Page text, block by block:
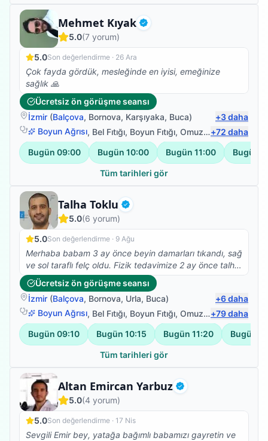
sağlık.
Mehmet Kıyak Doğrulanmış
Fizyoterapist
5.0(7 yorum)
5.0Son değerlendirme · 26 Ara
Çok fayda gördük, mesleğinde en iyisi, emeğinize
sağlık 🙏
Ücretsiz ön görüşme seansı
İzmir (Balçova, Bornova, Karşıyaka, Buca) +3daha
Boyun Ağrısı, Bel Fıtığı, Boyun Fıtığı, Omuz Bağ Yaralanması +72 daha
Bugün 09:00 Bugün 10:00 Bugün 11:00 Bugün
Tüm tarihleri gör
Talha Toklu Doğrulanmış
Fizyoterapist
5.0(6 yorum)
5.0Son değerlendirme · 9 Ağu
Merhaba babam 3 ay önce beyin damarları tıkandı, sağ
ve sol taraflı felç oldu. Fizik tedavimize 2 ay önce talha
beyle başladık çok olumlu ve güzel sonuçlar aldık,
şükürler olsun ki yatalak olan babam bugün ilk defa
kendi başına ayağa kalkabildi, çok mutluyum, talha
bey gerçekten de alanında çok iyi ve işini severek
yapıyor, ayrıyetten de çok mütevazi ve güler yüzlü
olması ayrı bir güzel. Tedavimiz şuanda da devam
ediyor, Buradan talha beye sonsuz teşekkürlerimi
iletiyorum, RABBİM her daim sizinle olsun.
Ücretsiz ön görüşme seansı
İzmir (Balçova, Bornova, Urla, Buca) +6daha
Boyun Ağrısı, Bel Fıtığı, Boyun Fıtığı, Omuz Bağ Yaralanması +79daha
Bugün 09:10 Bugün 10:15 Bugün 11:20 Bugün
Tüm tarihleri gör
Altan Emircan Yarbuz Doğrulanmış
Fizyoterapist
5.0(4 yorum)
5.0Son değerlendirme · 17 Nis
Sevgili Emir bey, yatağa bağımlı babamızı gayretin ve